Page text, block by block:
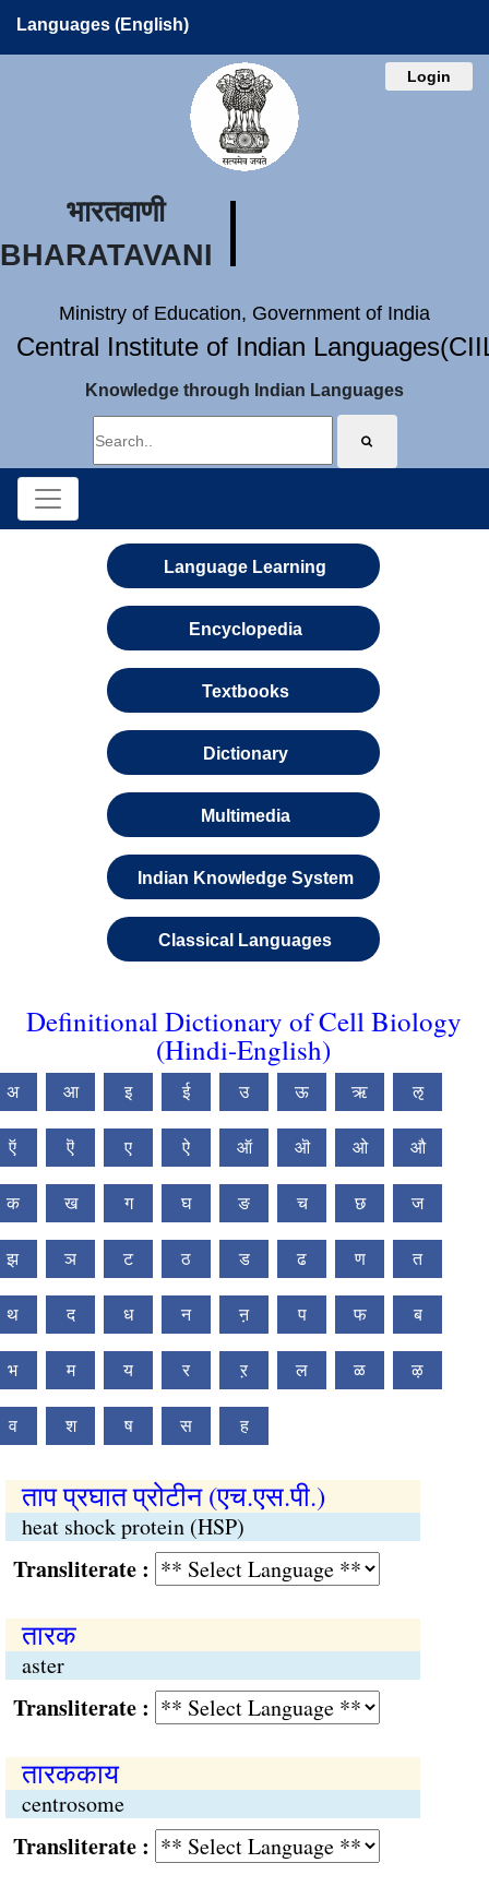
Languages (English)
Login
भारतवाणी
BHARATAVANI
Ministry of Education, Government of India
Central Institute of Indian
Knowledge through Indian Languages
Language Learning
Encyclopedia
Textbooks
Dictionary
Multimedia
Indian Knowledge System
Classical Languages
Definitional Dictionary of Cell Biology
(Hindi-English)
अ आ इ ई उ ऊ ऋ ऌ
ऍ ऎ ए ऐ ऑ ऒ ओ औ
क ख ग घ ङ च छ ज
झ ञ ट ठ ड ढ ण त
थ द ध न ऩ प फ ब
भ म य र ऱ ल ळ ऴ
व श ष स ह
ताप प्रघात प्रोटीन (एच.एस.पी.)
heat shock protein (HSP)
:
तारक
aster
:
तारककाय
centrosome
: